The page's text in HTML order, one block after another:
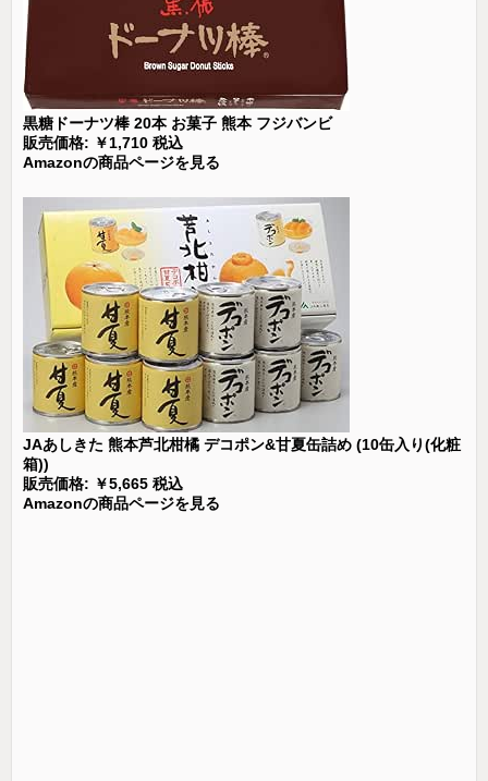
黒糖ドーナツ棒 20本 お菓子 熊本 フジバンビ
販売価格: ￥1,710 税込
Amazonの商品ページを見る
JAあしきた 熊本芦北柑橘 デコポン&甘夏缶詰め (10缶入り(化粧
箱))
販売価格: ￥5,665 税込
Amazonの商品ページを見る